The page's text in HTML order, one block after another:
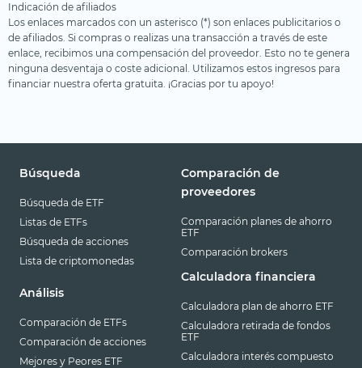
Indicación de afiliados
Los enlaces marcados con un asterisco (*) son enlaces publicitarios o
de afiliados. Si compras o realizas una transacción a través de este
enlace, recibimos una compensación del proveedor. Esto no te genera
ninguna desventaja o coste adicional. Utilizamos estos ingresos para
financiar nuestra oferta gratuita. ¡Gracias por tu apoyo!
Búsqueda
Búsqueda de ETF
Listas de ETFs
Búsqueda de acciones
Lista de criptomonedas
Análisis
Comparación de ETFs
Comparación de acciones
Mejores y Peores ETF
Comparación de
proveedores
Comparación planes de ahorro
ETF
Comparación brokers
Calculadora financiera
Calculadora plan de ahorro ETF
Calculadora retirada de fondos
ETF
Calculadora interés compuesto